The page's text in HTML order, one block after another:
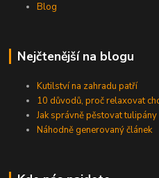
Blog
Nejčtenější na blogu
Kutilství na zahradu patří
10 důvodů, proč relaxovat
Jak správně pěstovat tulipány
Náhodně generovaný článek